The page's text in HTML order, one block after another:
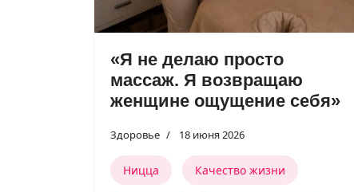
«Я не делаю просто
массаж. Я возвращаю
женщине ощущение себя»
Здоровье 18 июня 2026
Ницца Качество жизни